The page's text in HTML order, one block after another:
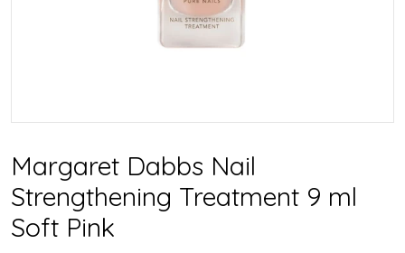
Margaret Dabbs Nail
Strengthening Treatment 9 ml
Soft Pink